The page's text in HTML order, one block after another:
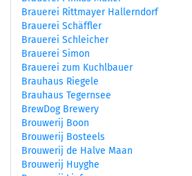
Brauerei Rittmayer Hallerndorf
Brauerei Schäffler
Brauerei Schleicher
Brauerei Simon
Brauerei zum Kuchlbauer
Brauhaus Riegele
Brauhaus Tegernsee
BrewDog Brewery
Brouwerij Boon
Brouwerij Bosteels
Brouwerij de Halve Maan
Brouwerij Huyghe